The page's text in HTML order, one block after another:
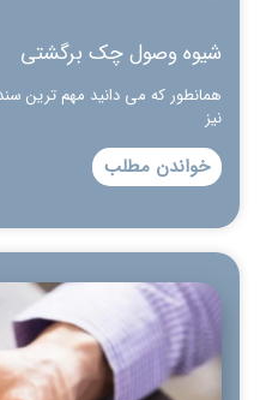
شیوه وصول چک برگشتی
همانطور که می دانید مهم ترین
نیز
خواندن مطلب